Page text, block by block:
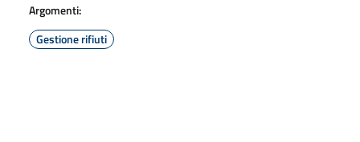
Argomenti:
Gestione rifiuti